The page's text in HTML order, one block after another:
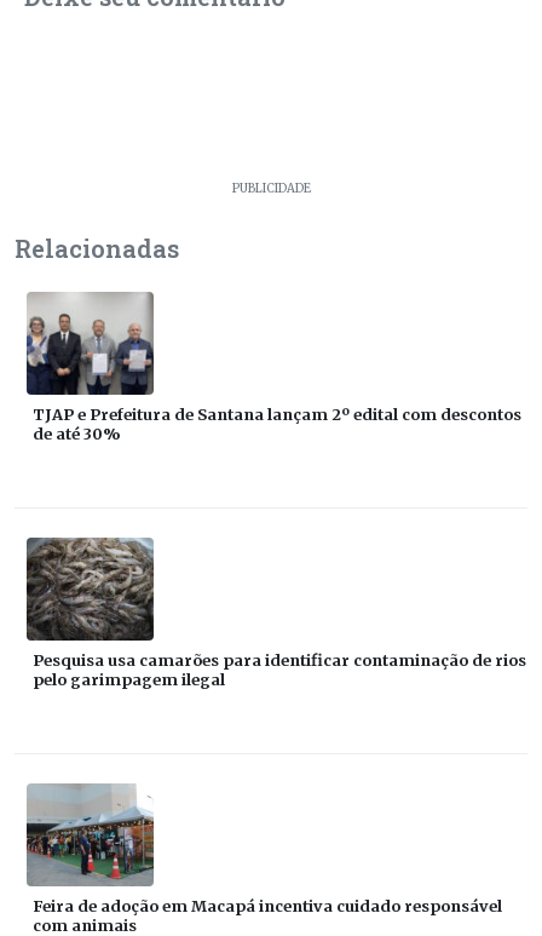
PUBLICIDADE
Relacionadas
TJAP e Prefeitura de Santana lançam 2º edital com descontos
de até 30%
Pesquisa usa camarões para identificar contaminação de rios
pelo garimpagem ilegal
Feira de adoção em Macapá incentiva cuidado responsável
com animais